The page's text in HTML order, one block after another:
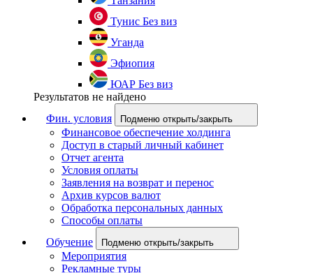
Тунис Без виз
Уганда
Эфиопия
ЮАР Без виз
Результатов не найдено
Фин. условия
Подменю открыть/закрыть
Финансовое обеспечение холдинга
Доступ в старый личный кабинет
Отчет агента
Условия оплаты
Заявления на возврат и перенос
Архив курсов валют
Обработка персональных данных
Способы оплаты
Обучение
Подменю открыть/закрыть
Мероприятия
Рекламные туры